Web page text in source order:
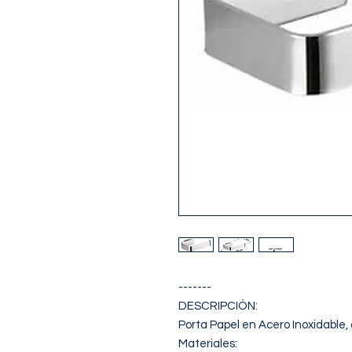
-------
DESCRIPCIÓN:
Porta Papel en Acero
Materiales: